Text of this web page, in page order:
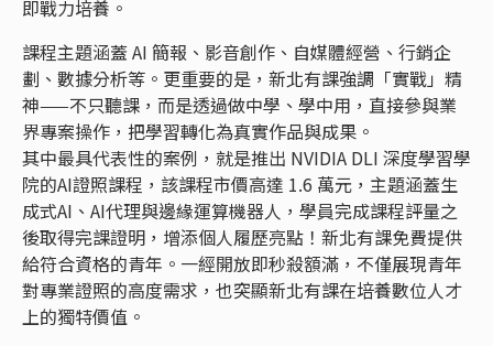
即戰力培養。
課程主題涵蓋 AI 簡報、影音創作、自媒體經營、行銷企
劃、數據分析等。更重要的是，新北有課強調「實戰」精
神——不只聽課，而是透過做中學、學中用，直接參與業
界專案操作，把學習轉化為真實作品與成果。
其中最具代表性的案例，就是推出 NVIDIA DLI 深度學習學
院的AI證照課程，該課程市價高達 1.6 萬元，主題涵蓋生
成式AI、AI代理與邊緣運算機器人，學員完成課程評量之
後取得完課證明，增添個人履歷亮點！新北有課免費提供
給符合資格的青年。一經開放即秒殺額滿，不僅展現青年
對專業證照的高度需求，也突顯新北有課在培養數位人才
上的獨特價值。